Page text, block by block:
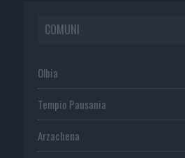
COMUNI
Olbia
Tempio Pausania
Arzachena